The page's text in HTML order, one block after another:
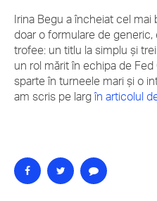
Irina Begu a încheiat cel mai
doar o formulare de
trofee: un titlu la simplu și
un rol mărit în echipa de
sparte în turneele mari și o
am scris pe largîn articolul